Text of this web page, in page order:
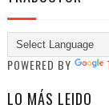
POWERED BY
LO MÁS LEIDO